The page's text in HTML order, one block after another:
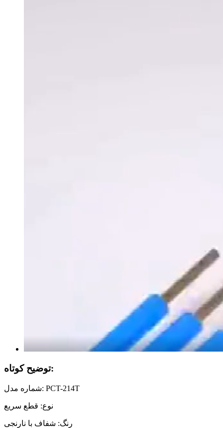
توضیح کوتاه:
شماره مدل: PCT-214T
نوع: قطع سریع
رنگ: شفاف با نارنجی